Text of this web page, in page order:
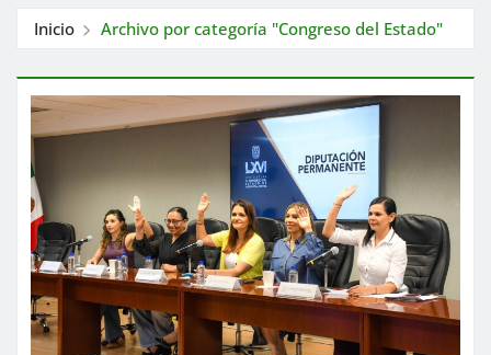
Inicio Archivo por categoría "Congreso del Estado"